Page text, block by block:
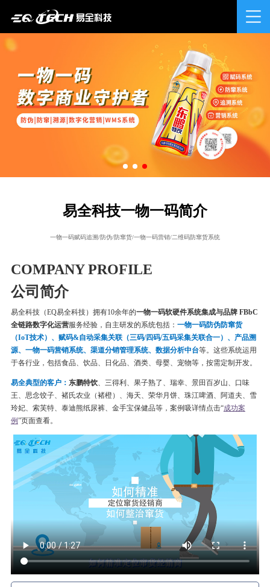
易全科技一物一码简介
一物一码赋码追溯/防伪/防窜货/一物一码营销/二维码防窜货系统
COMPANY PROFILE
公司简介
易全科技（EQ易全科技）拥有10余年的一物一码软硬件系统集成与品牌 FBbC
全链路数字化运营服务经验，自主研发的系统包括： 一物一码防伪防窜货
（IoT技术）、赋码&自动采集关联（三码/四码/五码采集关联合一）、产品溯
源、一物一码营销系统、渠道分销管理系统、数据分析中台等。这些系统运用
于各行业，包括食品、饮品、日化品、酒类、母婴、宠物等，按需定制开发。
易全典型的客户： 东鹏特饮、三得利、果子熟了、瑞幸、 景田百岁山、口味
王、思念饺子、 褚氏农业（褚橙）、 海天、荣华月饼、 珠江啤酒、 阿道夫、雪
玲妃、索芙特、泰迪熊纸尿裤、金手宝保健品等，案例吸详情点击“成功案
例”页面查看。